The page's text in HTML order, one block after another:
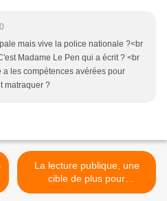
mais vive la police nationale ?<br
Madame Le Pen qui a écrit ? <br
a les compétences avérées pour
matraquer ?
La lecture publique, une
cible de plus pour
l’extrême-droite. Tous-tes